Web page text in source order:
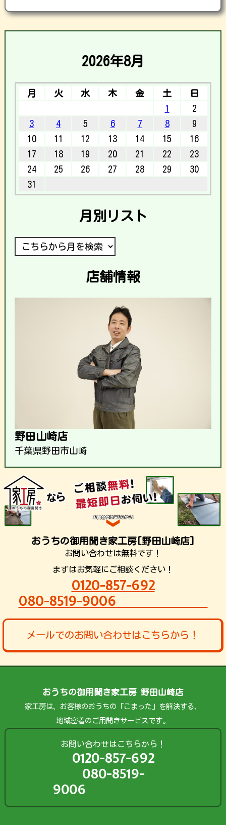
2026年8月
月 火 水 木 金 土
日
1
2
3
4 5 6 7 8
9
10
11 12 13 14 15
16
17
18 19 20 21 22
23
24
25 26 27 28 29
30
31
月別リスト
店舗情報
野田山崎店
千葉県野田市山崎
おうちの御用聞き家工房[野田山崎店]
お問い合わせは無料です！
まずはお気軽にご相談ください！
0120-857-692
080-8519-9006
メールでのお問い合わせはこちらから！
おうちの御用聞き家工房 野田山崎店
家工房は、お客様のおうちの「こまった」を解決する、
地域密着のご用聞きサービスです。
お問い合わせはこちらから！
0120-857-692
080-8519-
9006